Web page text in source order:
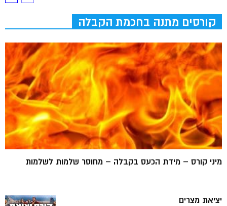
קורסים מתנה בחכמת הקבלה
מיני קורס – מידת הכעס בקבלה – מחוסר שלמות לשלמות
יציאת מצרים